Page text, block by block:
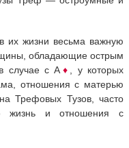
их жизни весьма важную
обладающие острым
случае с А♦ , у которых
отношения с матерью
Трефовых Тузов, часто
жизнь и отношения с